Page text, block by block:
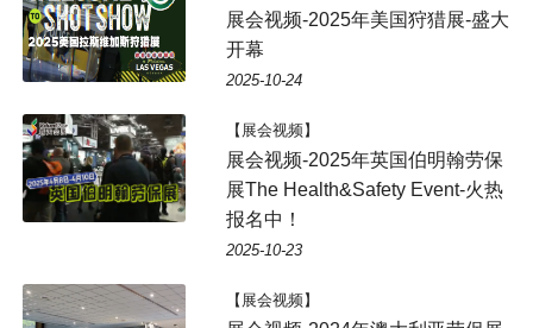
展会视频-2025年美国狩猎展-盛大
开幕
2025-10-24
【展会视频】
展会视频-2025年英国伯明翰劳保
展The Health&Safety Event-火热
报名中！
2025-10-23
【展会视频】